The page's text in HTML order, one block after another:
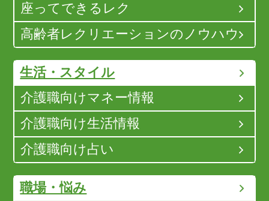
座ってできるレク
高齢者レクリエーションのノウハウ
生活・スタイル
介護職向けマネー情報
介護職向け生活情報
介護職向け占い
職場・悩み